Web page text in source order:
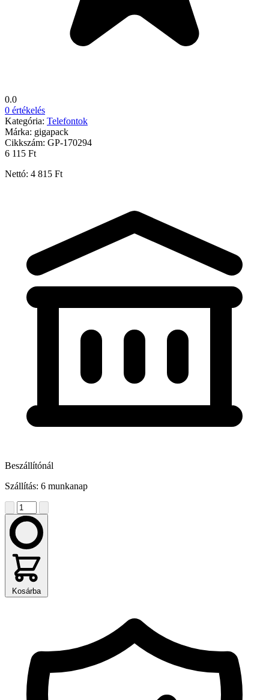
0.0
0 értékelés
Kategória: Telefontok
Márka: gigapack
Cikkszám: GP-170294
6 115 Ft
Nettó: 4 815 Ft
Beszállítónál
Szállítás: 6 munkanap
Kosárba